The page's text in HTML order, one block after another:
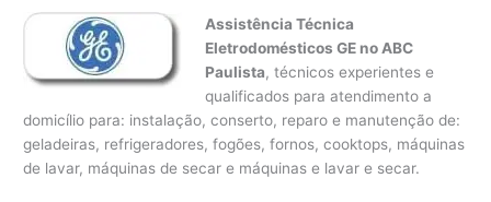
Assistência Técnica
Eletrodomésticos GE no ABC
Paulista, técnicos experientes e
qualificados para atendimento a
domicílio para: instalação, conserto, reparo e manutenção de:
geladeiras, refrigeradores, fogões, fornos, cooktops, máquinas
de lavar, máquinas de secar e máquinas e lavar e secar.